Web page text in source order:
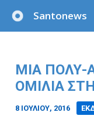
στο
Santonews
ΜΙΑ
ΟΜΙΛΙΑ
8 ΙΟΥΛΊΟΥ, 2016